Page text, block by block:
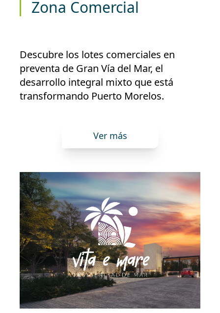
Zona Comercial
Descubre los lotes comerciales en
preventa de Gran Vía del Mar, el
desarrollo integral mixto que está
transformando Puerto Morelos.
Ver más